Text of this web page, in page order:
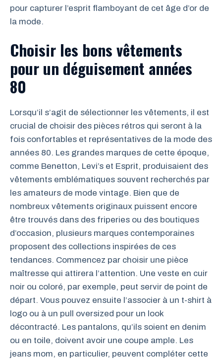
pour capturer l’esprit flamboyant de cet âge d’or de
la mode.
Choisir les bons vêtements
pour un déguisement années
80
Lorsqu’il s’agit de sélectionner les vêtements, il est
crucial de choisir des pièces rétros qui seront à la
fois confortables et représentatives de la mode des
années 80. Les grandes marques de cette époque,
comme Benetton, Levi’s et Esprit, produisaient des
vêtements emblématiques souvent recherchés par
les amateurs de mode vintage. Bien que de
nombreux vêtements originaux puissent encore
être trouvés dans des friperies ou des boutiques
d’occasion, plusieurs marques contemporaines
proposent des collections inspirées de ces
tendances. Commencez par choisir une pièce
maîtresse qui attirera l’attention. Une veste en cuir
noir ou coloré, par exemple, peut servir de point de
départ. Vous pouvez ensuite l’associer à un t-shirt à
logo ou à un pull oversized pour un look
décontracté. Les pantalons, qu’ils soient en denim
ou en toile, doivent avoir une coupe ample. Les
jeans mom, en particulier, peuvent compléter cette